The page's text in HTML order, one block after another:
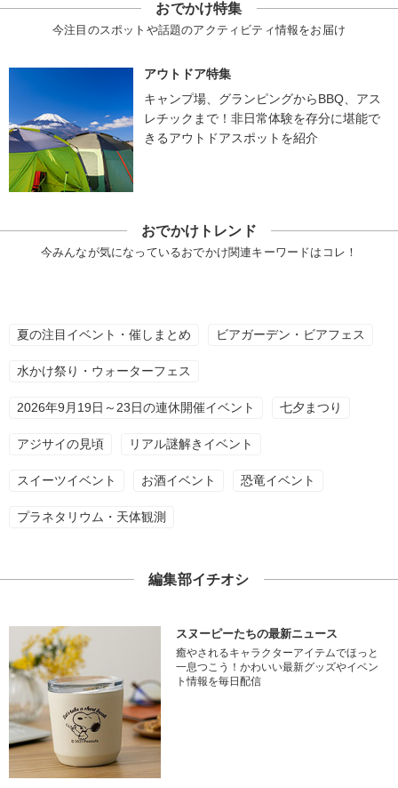
おでかけ特集
今注目のスポットや話題のアクティビティ情報をお届け
アウトドア特集
キャンプ場、グランピングからBBQ、アス
レチックまで！非日常体験を存分に堪能で
きるアウトドアスポットを紹介
おでかけトレンド
今みんなが気になっているおでかけ関連キーワードはコレ！
夏の注目イベント・催しまとめ ビアガーデン・ビアフェス
水かけ祭り・ウォーターフェス
2026年9月19日～23日の連休開催イベント 七夕まつり
アジサイの見頃 リアル謎解きイベント
スイーツイベント お酒イベント 恐竜イベント
プラネタリウム・天体観測
編集部イチオシ
スヌーピーたちの最新ニュース
癒やされるキャラクターアイテムでほっと
一息つこう！かわいい最新グッズやイベン
ト情報を毎日配信